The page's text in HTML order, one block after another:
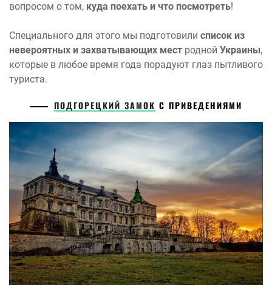
вопросом о том, куда поехать и что посмотреть!
Специального для этого мы подготовили список из
невероятных и захватывающих мест родной Украины,
которые в любое время года порадуют глаз пытливого
туриста.
ПОДГОРЕЦКИЙ ЗАМОК С ПРИВЕДЕНИЯМИ